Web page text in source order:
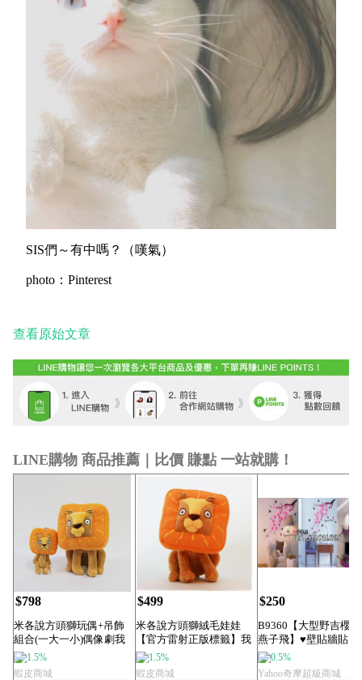
SIS們～有中嗎？（嘆氣）
photo：Pinterest
查看原始文章
LINE購物 商品推薦｜比價 賺點 一站就購！
$798
米各說方頭獅玩偶+吊飾
組合(一大一小)偶像劇我
可能不會愛你李...
1.5%
蝦皮商城
$499
米各說方頭獅絨毛娃娃
【官方雷射正版標籤】我
可能不會愛你李大仁...
1.5%
蝦皮商城
$250
B9360【大型野吉櫻
燕子飛】♥壁貼牆貼
0.5%
Yahoo奇摩超級商城